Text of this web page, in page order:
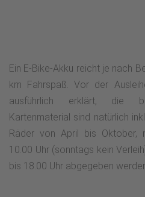
Ein E-Bike-Akku reicht je nach
km Fahrspaß. Vor der
ausführlich erklärt, die
Kartenmaterial sind natürlich
Räder von April bis Oktober,
10.00 Uhr (sonntags kein
bis 18.00 Uhr abgegeben